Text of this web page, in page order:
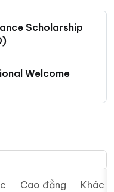
Scholarship
Welcome
Cao đẳng Khác